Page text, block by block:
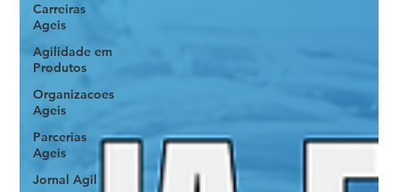
Carreiras
Ageis
Agilidade em
Produtos
Organizacoes
Ageis
Parcerias
Ageis
Jornal Agil